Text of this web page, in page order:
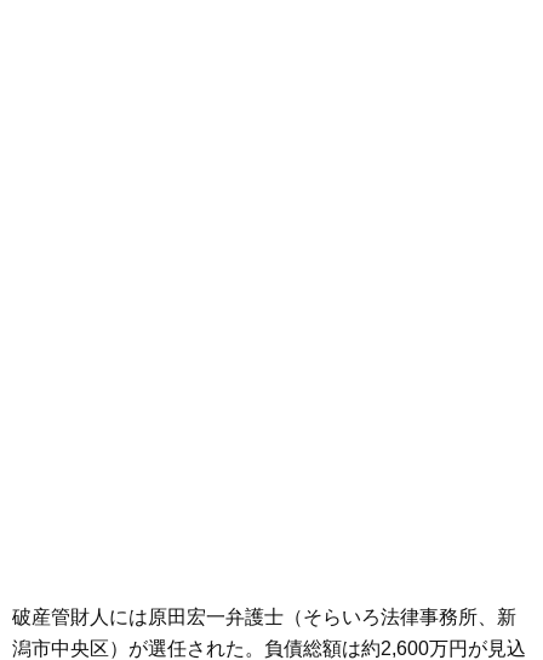
破産管財人には原田宏一弁護士（そらいろ法律事務所、新
潟市中央区）が選任された。負債総額は約2,600万円が見込